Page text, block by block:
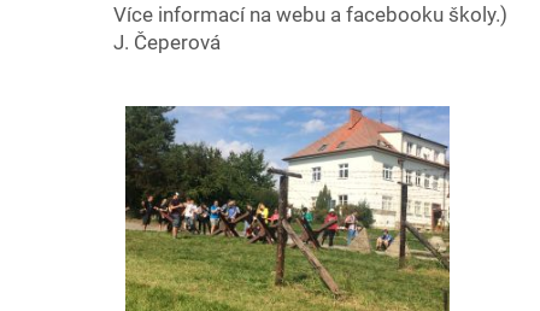
Více informací na webu a facebooku školy.)
J. Čeperová